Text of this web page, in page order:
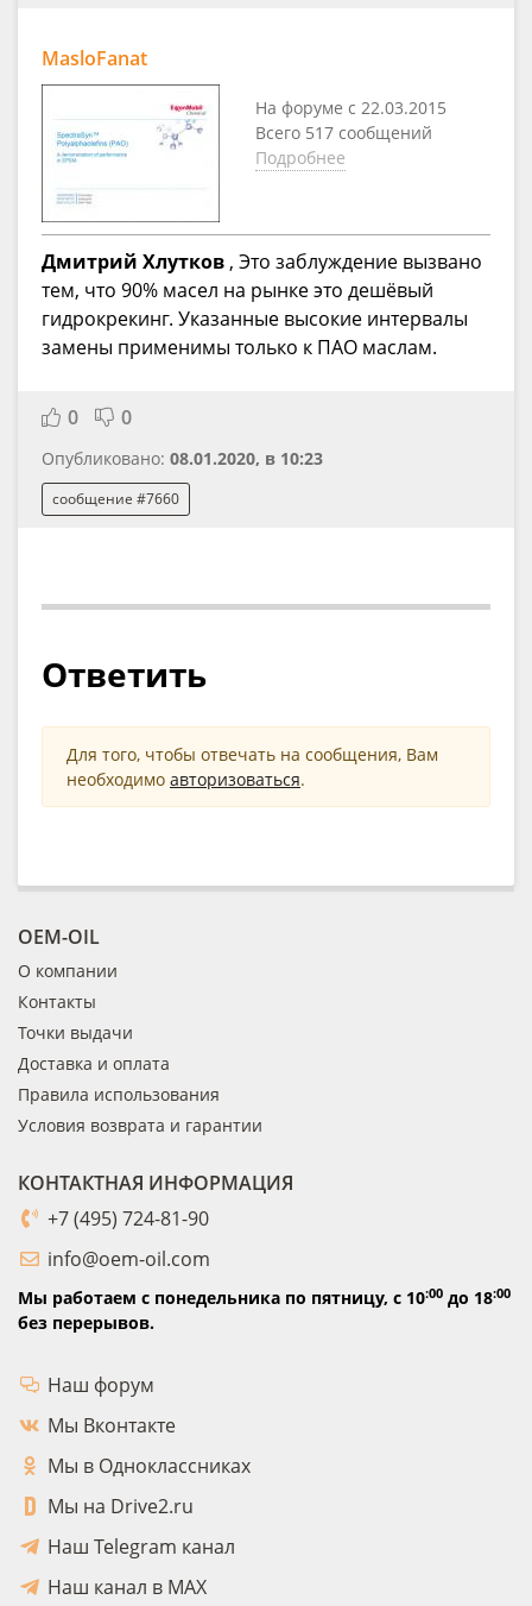
MasloFanat
На форуме с 22.03.2015
Всего 517 сообщений
Подробнее
Дмитрий Хлутков , Это заблуждение вызвано
тем, что 90% масел на рынке это дешёвый
гидрокрекинг. Указанные высокие интервалы
замены применимы только к ПАО маслам.
0 0
Опубликовано: 08.01.2020, в 10:23
сообщение #7660
Ответить
Для того, чтобы отвечать на сообщения, Вам
необходимо авторизоваться.
OEM-OIL
О компании
Контакты
Точки выдачи
Доставка и оплата
Правила использования
Условия возврата и гарантии
КОНТАКТНАЯ ИНФОРМАЦИЯ
+7 (495) 724-81-90
info@oem-oil.com
Мы работаем с понедельника по пятницу, с 10:00 до 18:00
без перерывов.
Наш форум
Мы Вконтакте
Мы в Одноклассниках
Мы на Drive2.ru
Наш Telegram канал
Наш канал в MAX